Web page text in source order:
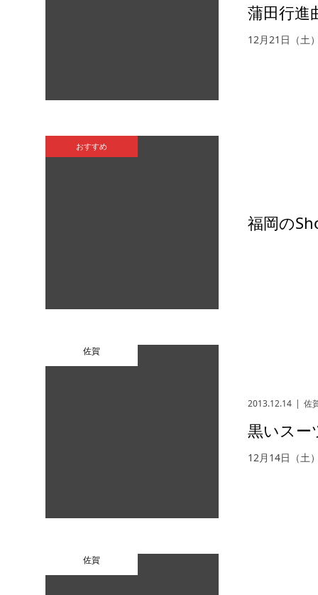
蒲田行進
12月21日（土
おすすめ
福岡の
佐賀
2013.12.14 佐
黒いスー
12月14日（土
佐賀